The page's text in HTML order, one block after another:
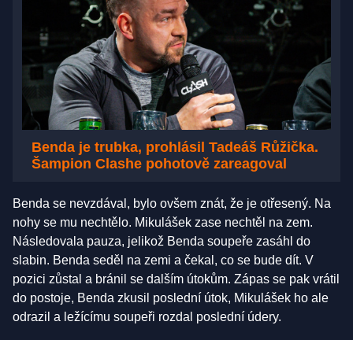
Benda je trubka, prohlásil Tadeáš Růžička.
Šampion Clashe pohotově zareagoval
Benda se nevzdával, bylo ovšem znát, že je otřesený. Na
nohy se mu nechtělo. Mikulášek zase nechtěl na zem.
Následovala pauza, jelikož Benda soupeře zasáhl do
slabin. Benda seděl na zemi a čekal, co se bude dít. V
pozici zůstal a bránil se dalším útokům. Zápas se pak vrátil
do postoje, Benda zkusil poslední útok, Mikulášek ho ale
odrazil a ležícímu soupeři rozdal poslední údery.